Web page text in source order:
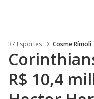
R7 Esportes Cosme Rímoli
R$ 10,4